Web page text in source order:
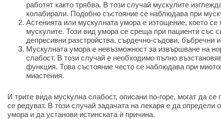
работят както трябва. В този случай мускулите
колабирали. Подобно състояние се наблюдава при
Астенията или мускулната умора е изтощение, което се
мускулите. Този вид умора се среща при пациенти със
депресивни разстройства, сърдечно-съдови, бъбречни
Мускулната умора е невъзможност за извършване на
слабост. В този случай е необходимо пълно
функция. Това състояние често се наблюдава при
миастения.
И трите вида мускулна слабост, описани по-горе, могат да
се редуват. В този случай задачата на лекаря е да определи
умора и да установи истинската ѝ причина.